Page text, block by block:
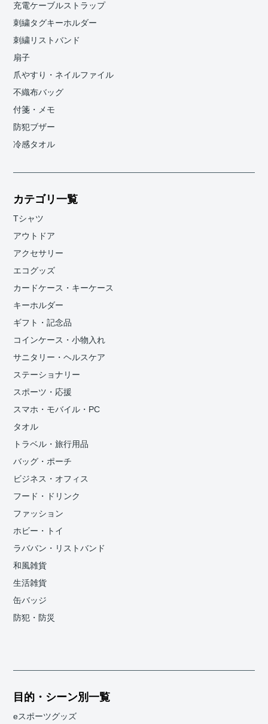
充電ケーブルストラップ
刺繍タグキーホルダー
刺繍リストバンド
扇子
爪やすり・ネイルファイル
不織布バッグ
付箋・メモ
防犯ブザー
冷感タオル
カテゴリ一覧
Tシャツ
アウトドア
アクセサリー
エコグッズ
カードケース・キーケース
キーホルダー
ギフト・記念品
コインケース・小物入れ
サニタリー・ヘルスケア
ステーショナリー
スポーツ・応援
スマホ・モバイル・PC
タオル
トラベル・旅行用品
バッグ・ポーチ
ビジネス・オフィス
フード・ドリンク
ファッション
ホビー・トイ
ラババン・リストバンド
和風雑貨
生活雑貨
缶バッジ
防犯・防災
目的・シーン別一覧
eスポーツグッズ